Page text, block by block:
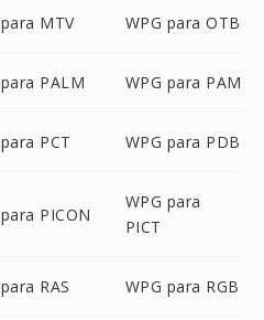
MTV WPG para OTB
PALM WPG para PAM
PCT WPG para PDB
PICON
WPG para
PICT
RAS WPG para RGB